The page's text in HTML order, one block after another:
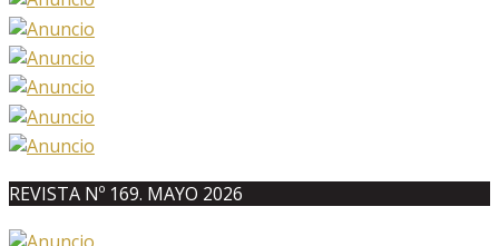
REVISTA Nº 169. MAYO 2026